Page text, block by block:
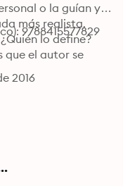
o la guían y
más realista,
lo define?
que el autor se
9788415577829
2016